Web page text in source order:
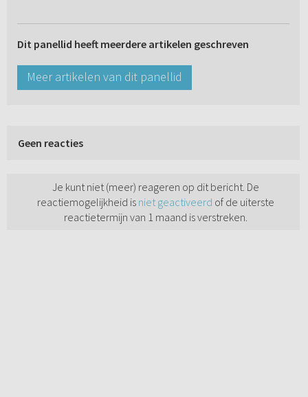
Dit panellid heeft meerdere artikelen geschreven
Meer artikelen van dit panellid
Geen reacties
Je kunt niet (meer) reageren op dit bericht. De
reactiemogelijkheid is niet geactiveerd of de uiterste
reactietermijn van 1 maand is verstreken.